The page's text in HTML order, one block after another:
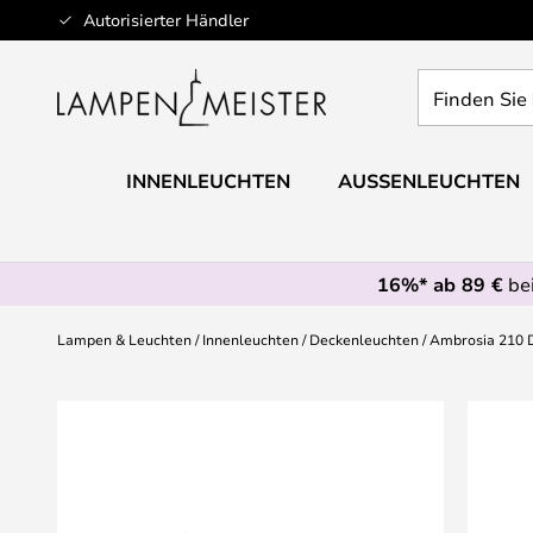
Autorisierter Händler
Zum
Inhalt
Sie
Leuchte...
INNENLEUCHTEN AUSSENLEUCHTEN
16%* ab 89 €
Lampen & Leuchten Innenleuchten Deckenleuchten Ambrosia 210